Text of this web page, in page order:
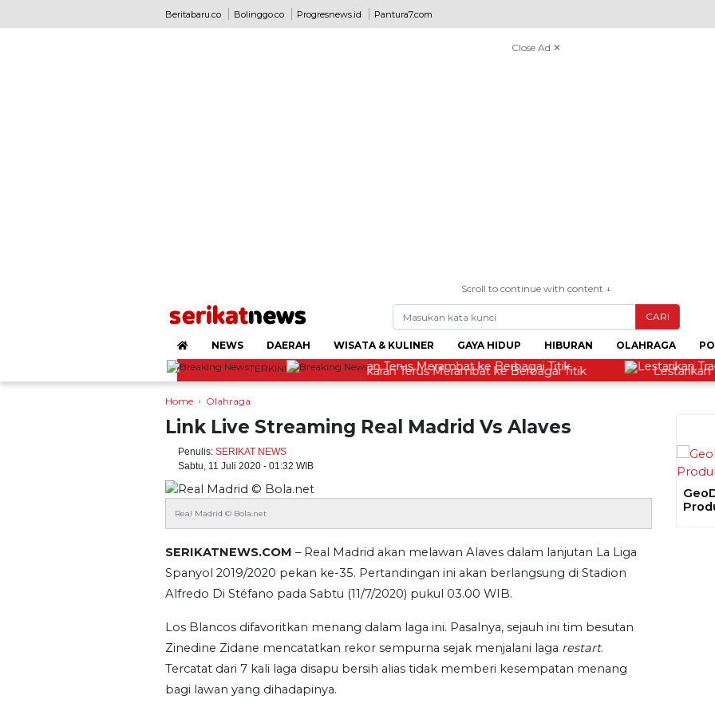
Beritabaru.co Bolinggo.co Progresnews.id Pantura7.com
Close Ad ✕
Scroll to continue with content ↓
CARI
NEWS DAERAH WISATA & KULINER GAYA HIDUP HIBURAN OLAHRAGA
TERKINI
Wisata Bromo Ditutup Total! Kebakaran Terus Merambat ke Berbagai Titik Lestarikan
Home Olahraga
Link Live Streaming Real Madrid Vs Alaves
Penulis: SERIKAT NEWS
Sabtu, 11 Juli 2020 - 01:32 WIB
Real Madrid © Bola.net
SERIKATNEWS.COM – Real Madrid akan melawan Alaves dalam lanjutan La Liga
Spanyol 2019/2020 pekan ke-35. Pertandingan ini akan berlangsung di Stadion
Alfredo Di Stéfano pada Sabtu (11/7/2020) pukul 03.00 WIB.
Los Blancos difavoritkan menang dalam laga ini. Pasalnya, sejauh ini tim besutan
Zinedine Zidane mencatatkan rekor sempurna sejak menjalani laga restart.
Tercatat dari 7 kali laga disapu bersih alias tidak memberi kesempatan menang
bagi lawan yang dihadapinya.